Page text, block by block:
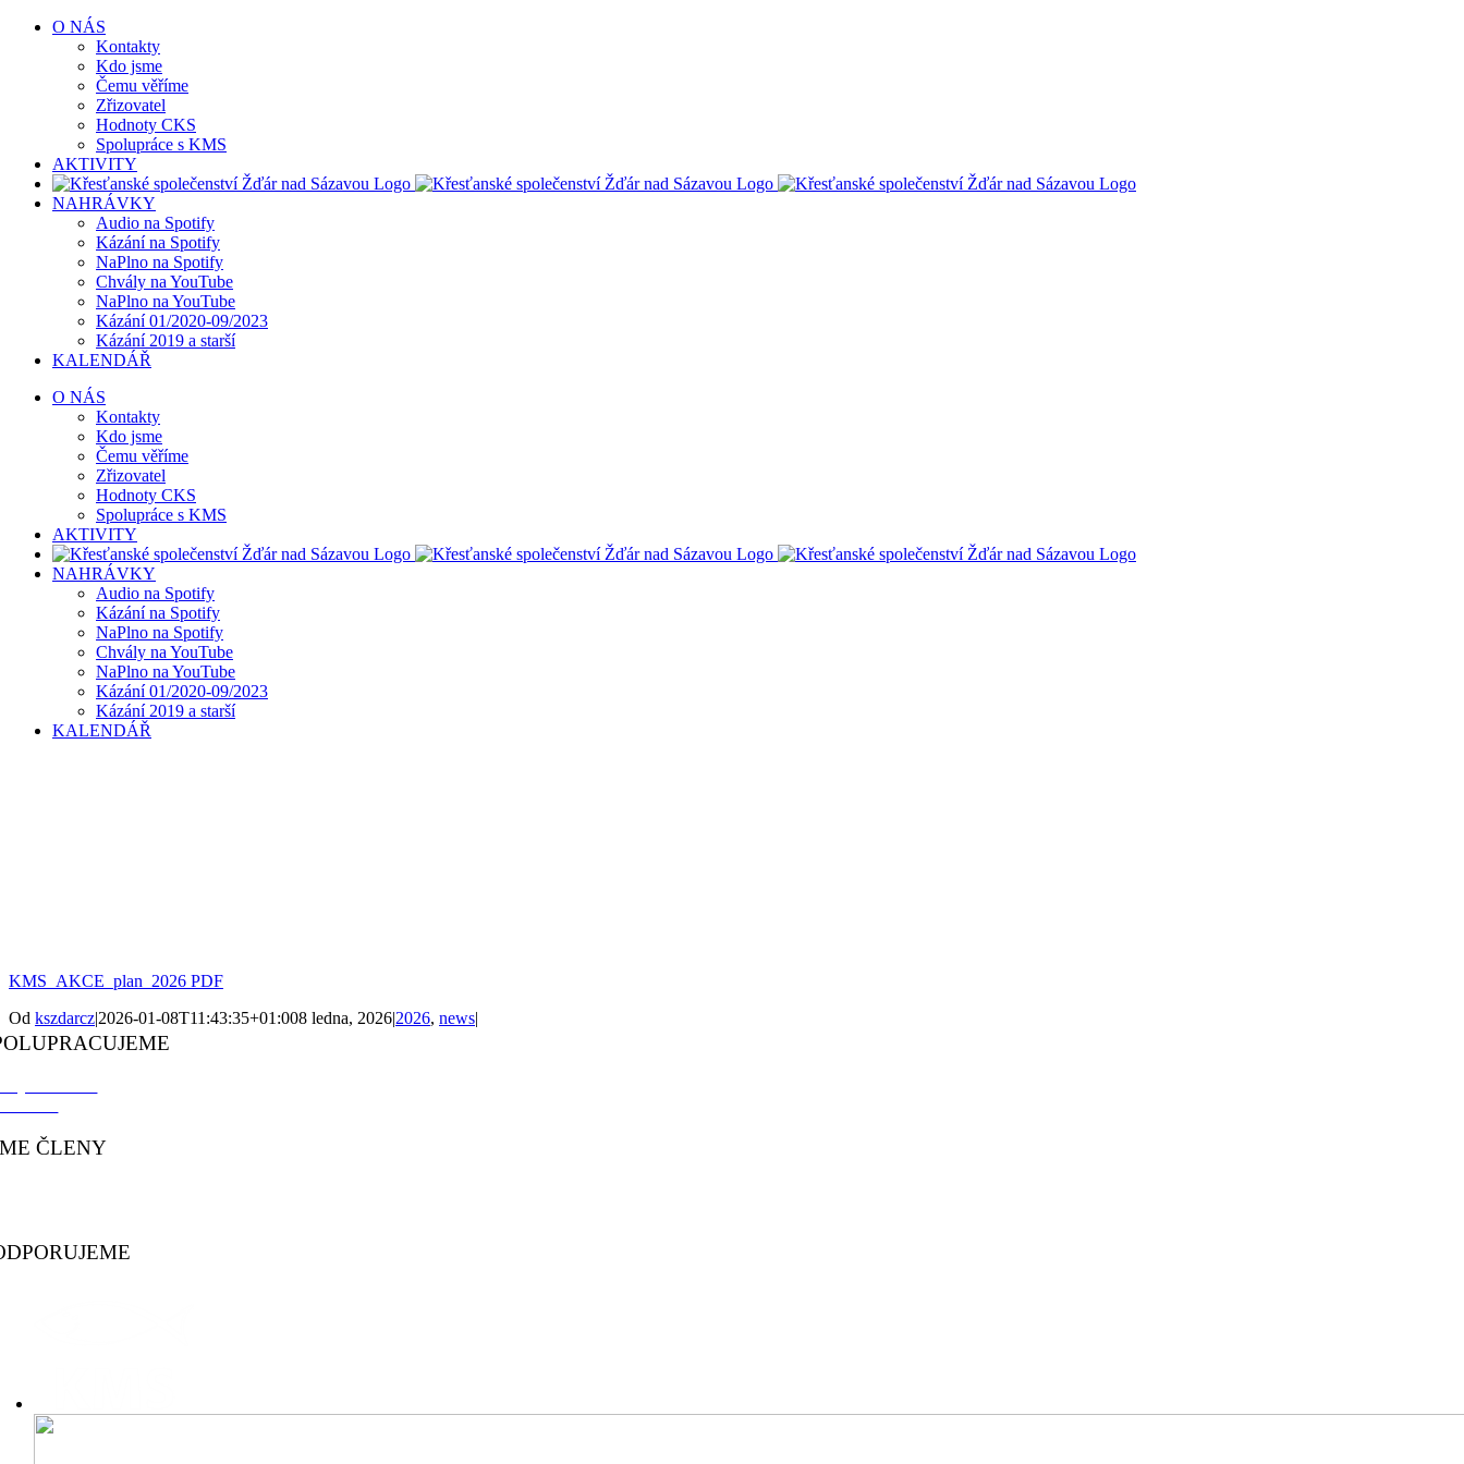
PřeskočitO NÁS
Kontakty
Kdo jsme
Čemu věříme
Zřizovatel
Hodnoty CKS
Spolupráce s KMS
AKTIVITY
NAHRÁVKY
Audio na Spotify
Kázání na Spotify
NaPlno na Spotify
Chvály na YouTube
NaPlno na YouTube
Kázání 01/2020-09/2023
Kázání 2019 a starší
KALENDÁŘ
O NÁS
Kontakty
Kdo jsme
Čemu věříme
Zřizovatel
Hodnoty CKS
Spolupráce s KMS
AKTIVITY
NAHRÁVKY
Audio na Spotify
Kázání na Spotify
NaPlno na Spotify
Chvály na YouTube
NaPlno na YouTube
Kázání 01/2020-09/2023
Kázání 2019 a starší
KALENDÁŘ
KMS_AKCE_plan_2026 PDF
Od kszdarcz|2026-01-08T11:43:35+01:008 ledna, 2026|2026, news|
ČLENY